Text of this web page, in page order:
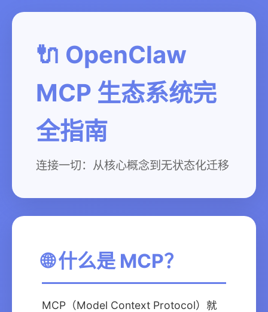
🔌 OpenClaw
MCP 生态系统完
全指南
连接一切：从核心概念到无状态化迁移
🌐 什么是 MCP？
MCP（Model Context Protocol）就